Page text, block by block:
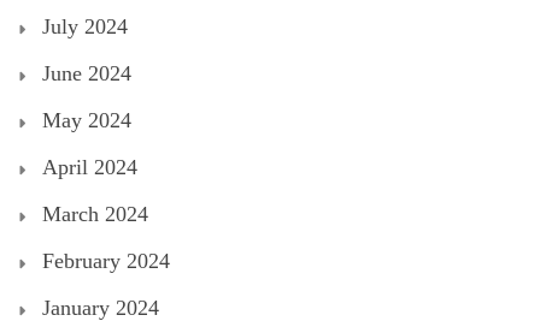
July 2024
June 2024
May 2024
April 2024
March 2024
February 2024
January 2024